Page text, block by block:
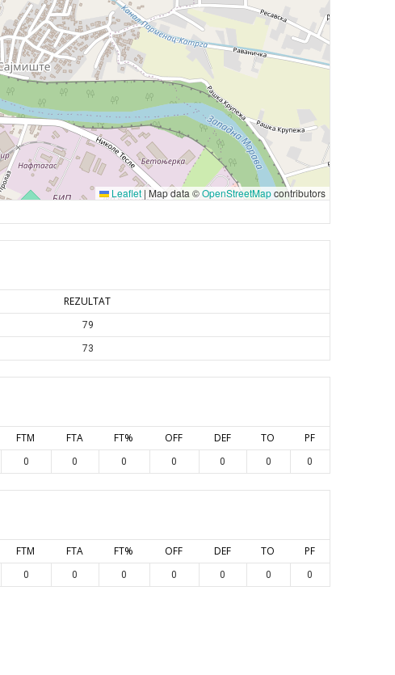
Leaflet | Map data ©OpenStreetMapcontributors
REZULTAT
79
73
FTM FTA FT% OFF DEF TO PF
0 0 0 0 0 0 0
FTM FTA FT% OFF DEF TO PF
0 0 0 0 0 0 0